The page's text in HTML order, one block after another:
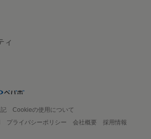
ィ
Cookieの使用について
プライバシーポリシー 会社概要
採用情報